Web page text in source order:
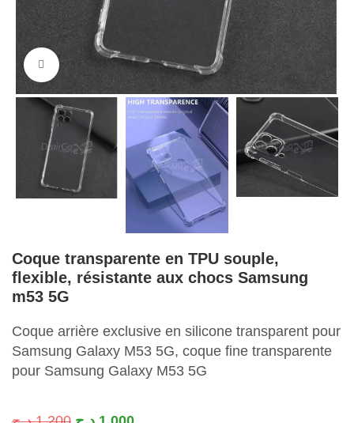
Cliquez pour agrandir
Coque transparente en TPU souple,
flexible, résistante aux chocs Samsung
m53 5G
Coque arrière exclusive en silicone transparent pour
Samsung Galaxy M53 5G, coque fine transparente
pour Samsung Galaxy M53 5G